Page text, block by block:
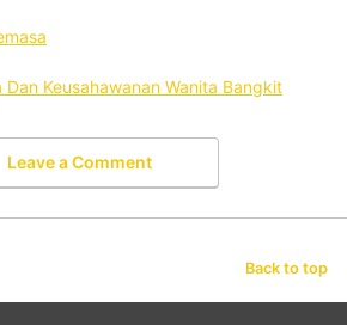
Dan Keusahawanan Wanita Bangkit
Leave a Comment
Back to top